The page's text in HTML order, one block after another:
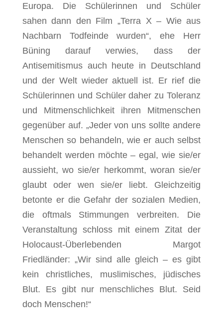
Europa. Die Schülerinnen und Schüler
sahen dann den Film „Terra X – Wie aus
Nachbarn Todfeinde wurden“, ehe Herr
Büning darauf verwies, dass der
Antisemitismus auch heute in Deutschland
und der Welt wieder aktuell ist. Er rief die
Schülerinnen und Schüler daher zu Toleranz
und Mitmenschlichkeit ihren Mitmenschen
gegenüber auf. „Jeder von uns sollte andere
Menschen so behandeln, wie er auch selbst
behandelt werden möchte – egal, wie sie/er
aussieht, wo sie/er herkommt, woran sie/er
glaubt oder wen sie/er liebt. Gleichzeitig
betonte er die Gefahr der sozialen Medien,
die oftmals Stimmungen verbreiten. Die
Veranstaltung schloss mit einem Zitat der
Holocaust-Überlebenden Margot
Friedländer: „Wir sind alle gleich – es gibt
kein christliches, muslimisches, jüdisches
Blut. Es gibt nur menschliches Blut. Seid
doch Menschen!“